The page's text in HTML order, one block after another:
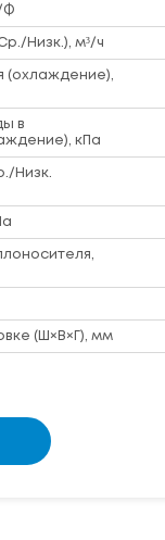
Ф
Низк.), м³/ч
(охлаждение),
в
кПа
Низк.
(Ш×В×Г), мм